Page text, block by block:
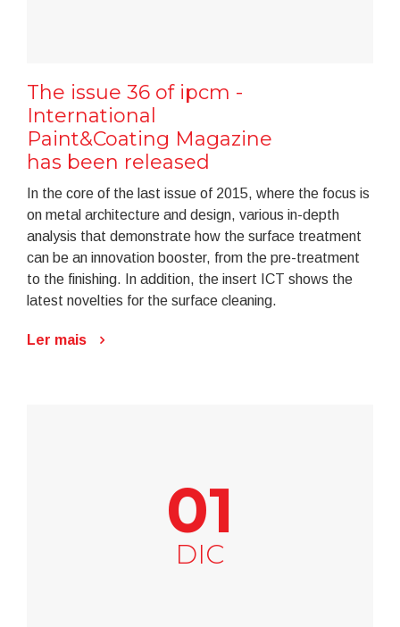
The issue 36 of ipcm -
International
Paint&Coating Magazine
has been released
In the core of the last issue of 2015, where the focus is
on metal architecture and design, various in-depth
analysis that demonstrate how the surface treatment
can be an innovation booster, from the pre-treatment
to the finishing. In addition, the insert ICT shows the
latest novelties for the surface cleaning.
Ler mais
01
DIC